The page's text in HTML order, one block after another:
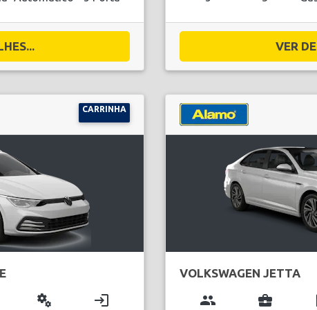
VER
CARRINHA
miscellaneous_services login
VOLKSWAGEN JETTA
group business_center